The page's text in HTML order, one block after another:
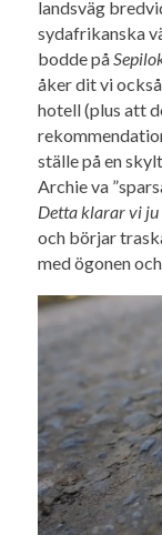
landsväg
sydafrikanska
bodde på
åker dit vi
hotell (plus att
ställe på en
Archie va
Detta klarar vi ju
och börjar
med ögonen